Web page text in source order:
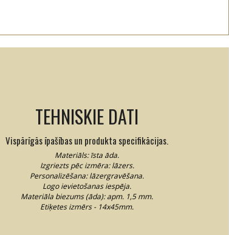
TEHNISKIE DATI
Vispārīgās īpašības un produkta specifikācijas.
Materiāls: īsta āda.
Izgriezts pēc izmēra: lāzers.
Personalizēšana: lāzergravēšana.
Logo ievietošanas iespēja.
Materiāla biezums (āda): apm. 1,5 mm.
Etiķetes izmērs - 14x45mm.